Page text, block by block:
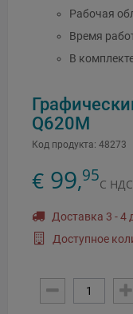
Рабочая
Время
В
Q620M
Код продукта: 48273
€ 99,95С НДС
Доставка 3 - 4
Доступное